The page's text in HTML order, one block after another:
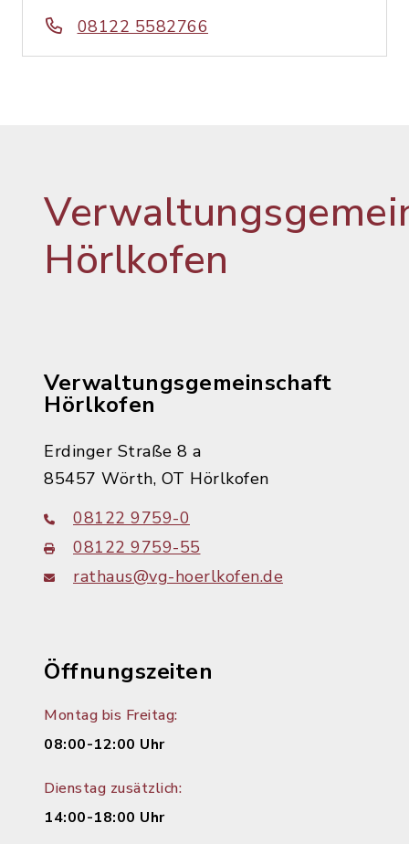
08122 5582766
Hörlkofen
Verwaltungsgemeinschaft
Hörlkofen
Erdinger Straße 8 a
85457 Wörth, OT Hörlkofen
08122 9759-0
08122 9759-55
rathaus@vg-hoerlkofen.de
Öffnungszeiten
Montag bis Freitag:
08:00-12:00 Uhr
Dienstag zusätzlich:
14:00-18:00 Uhr